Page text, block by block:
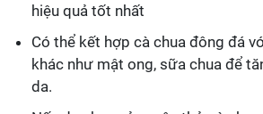
hiệu quả tốt nhất
Có thể kết hợp cà chua đông đá
khác như mật ong, sữa chua để
da.